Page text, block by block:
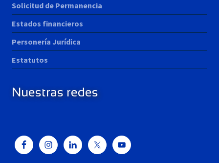
Solicitud de Permanencia
Estados financieros
Personería Jurídica
Estatutos
Nuestras redes